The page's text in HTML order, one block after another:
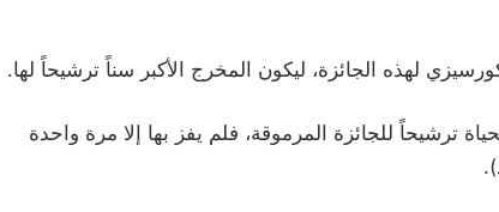
لهذه الجائزة، ليكون المخرج الأكبر سناً ترشيحاً لها.
ترشيحاً للجائزة المرموقة، فلم يفز بها إلا مرة واحدة